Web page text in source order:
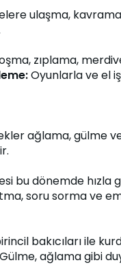
ulaşma,
zıplama,
Oyunlarla ve el
ağlama, gülme
bu dönemde
soru sorma ve
bakıcıları ile
Gülme, ağlama gibi